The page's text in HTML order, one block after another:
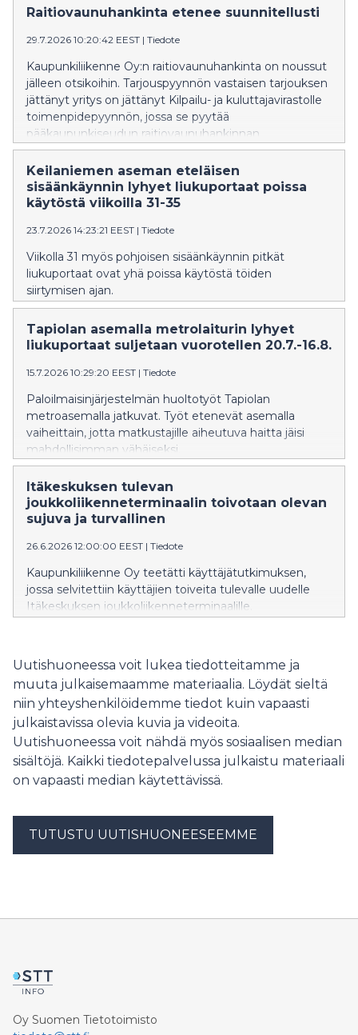
suunnitelmien mukaan. Junaliikenne palaa Pohjois-
Malminkartanon asema aukeaa 7.9.2026.
Raitiovaunuhankinta etenee suunnitellusti
29.7.2026 10:20:42 EEST | Tiedote
Kaupunkiliikenne Oy:n raitiovaunuhankinta on noussut
jälleen otsikoihin. Tarjouspyynnön vastaisen tarjouksen
jättänyt yritys on jättänyt Kilpailu- ja kuluttajavirastolle
toimenpidepyynnön, jossa se pyytää
pääkaupunkiseudun raitiovaunuhankinnan
keskeyttämistä ja tarjouskilpailun järjestämistä
uudelleen.
Keilaniemen aseman eteläisen
sisäänkäynnin lyhyet liukuportaat poissa
käytöstä viikoilla 31-35
23.7.2026 14:23:21 EEST | Tiedote
Viikolla 31 myös pohjoisen sisäänkäynnin pitkät
liukuportaat ovat yhä poissa käytöstä töiden
siirtymisen ajan.
Tapiolan asemalla metrolaiturin lyhyet
liukuportaat suljetaan vuorotellen 20.7.-16.8.
15.7.2026 10:29:20 EEST | Tiedote
Paloilmaisinjärjestelmän huoltotyöt Tapiolan
metroasemalla jatkuvat. Työt etenevät asemalla
vaiheittain, jotta matkustajille aiheutuva haitta jäisi
mahdollisimman vähäiseksi.
Itäkeskuksen tulevan
joukkoliikenneterminaalin toivotaan olevan
sujuva ja turvallinen
26.6.2026 12:00:00 EEST | Tiedote
Kaupunkiliikenne Oy teetätti käyttäjätutkimuksen,
jossa selvitettiin käyttäjien toiveita tulevalle uudelle
Itäkeskuksen joukkoliikenneterminaalille.
Uutishuoneessa voit lukea tiedotteitamme ja
muuta julkaisemaamme materiaalia. Löydät sieltä
niin yhteyshenkilöidemme tiedot kuin vapaasti
julkaistavissa olevia kuvia ja videoita.
Uutishuoneessa voit nähdä myös sosiaalisen median
sisältöjä. Kaikki tiedotepalvelussa julkaistu materiaali
on vapaasti median käytettävissä.
TUTUSTU UUTISHUONEESEEMME
Oy Suomen Tietotoimisto